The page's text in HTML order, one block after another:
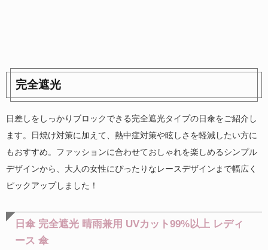
完全遮光
日差しをしっかりブロックできる完全遮光タイプの日傘をご紹介し
ます。日焼け対策に加えて、熱中症対策や眩しさを軽減したい方に
もおすすめ。ファッションに合わせておしゃれを楽しめるシンプル
デザインから、大人の女性にぴったりなレースデザインまで幅広く
ピックアップしました！
日傘 完全遮光 晴雨兼用 UVカット99%以上 レディ
ース 傘